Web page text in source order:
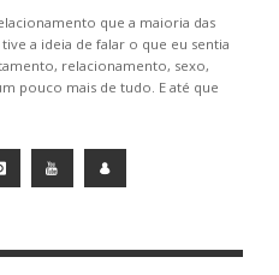
que a maioria das
tive a ideia de falar o que eu sentia
relacionamento, sexo,
pouco mais de tudo. E até que